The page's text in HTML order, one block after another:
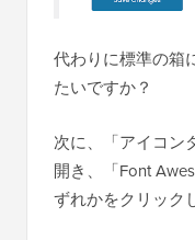
代わりに標準の箱
たいですか？
次に、「アイコン
開き、「Font
ずれかをクリック